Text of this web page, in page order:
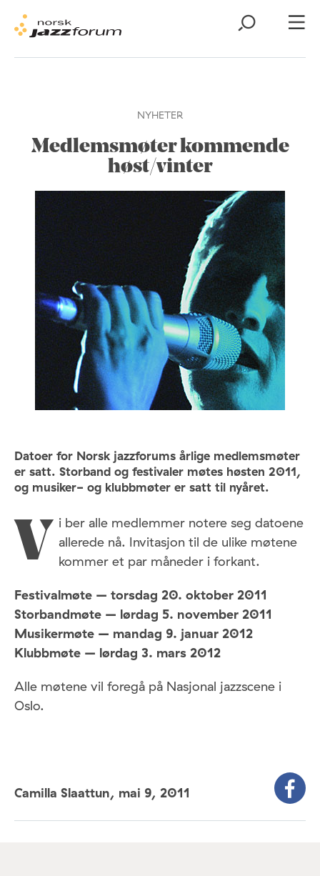
NYHETER
Medlemsmøter kommende
høst/vinter
Datoer for Norsk jazzforums årlige medlemsmøter
er satt. Storband og festivaler møtes høsten 2011,
og musiker- og klubbmøter er satt til nyåret.
V i ber alle medlemmer notere seg datoene
allerede nå. Invitasjon til de ulike møtene
kommer et par måneder i forkant.
Festivalmøte – torsdag 20. oktober 2011
Storbandmøte – lørdag 5. november 2011
Musikermøte – mandag 9. januar 2012
Klubbmøte – lørdag 3. mars 2012
Alle møtene vil foregå på Nasjonal jazzscene i
Oslo.
Camilla Slaattun, mai 9, 2011